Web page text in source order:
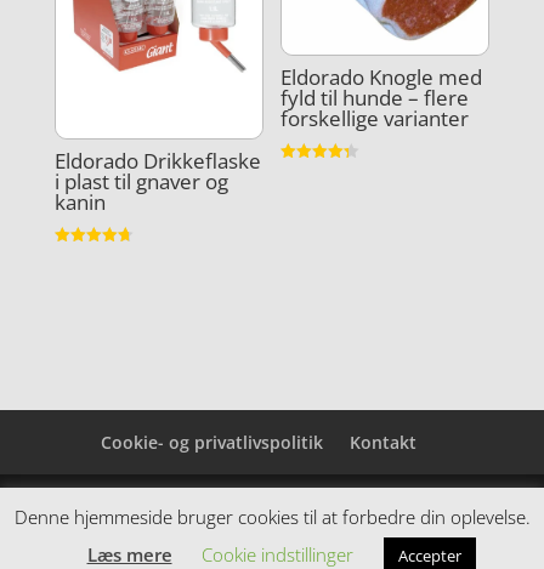
Eldorado Drikkeflaske
i plast til gnaver og
kanin
Eldorado Knogle med
fyld til hunde – flere
forskellige varianter
Cookie- og privatlivspolitik Kontakt
Denne hjemmeside samler et bredt udvalg af
spændende varer. Siden er et affiiliatesite, og nogle
links kan være affiliatelinks.
Denne hjemmeside bruger cookies til at forbedre din oplevelse.
Læs mere
Cookie indstillinger Accepter